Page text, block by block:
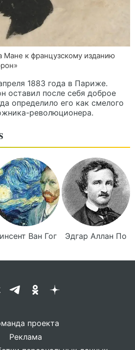
Мане к французскому изданию
1883 года в Париже.
оставил после себя доброе
определило его как смелого
революционера.
Ван Гог Эдгар Аллан По
проекта
Реклама